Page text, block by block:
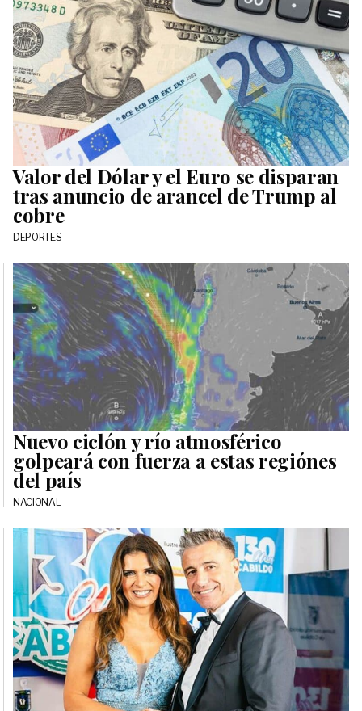
Valor del Dólar y el Euro se disparan
tras anuncio de arancel de Trump al
cobre
DEPORTES
Nuevo ciclón y río atmosférico
golpeará con fuerza a estas regiónes
del país
NACIONAL